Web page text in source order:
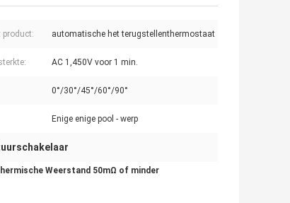
product: automatische het terugstellenthermostaat
AC 1,450V voor 1 min.
0°/30°/45°/60°/90°
Enige enige pool - werp
Weerstand 50mΩ of minder